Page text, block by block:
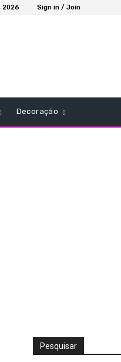
2026 Sign in / Join
Decoração
Pesquisar